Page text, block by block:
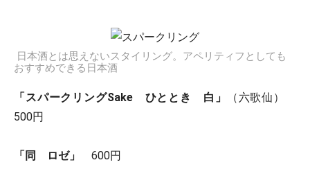
日本酒とは思えないスタイリング。アペリティフとしても
おすすめできる日本酒
「スパークリングSake ひととき 白」
（六歌仙）
500円
「同 ロゼ」 600円